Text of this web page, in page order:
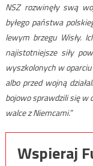
NSZ rozwinęły swą
byłego państwa
lewym brzegu Wisły.
najistotniejsze siły
wyszkolonych w
albo przed wojną
bojowo sprawdzili się w
walce z Niemcami.”
Wspieraj